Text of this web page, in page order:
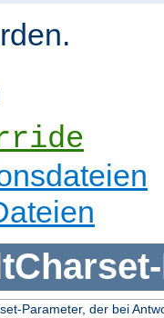
-
Parameter, der bei